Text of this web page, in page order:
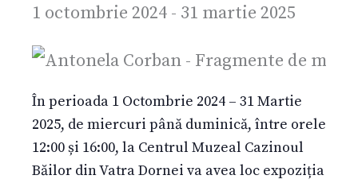
1 octombrie 2024 - 31 martie 2025
În perioada 1 Octombrie 2024 – 31 Martie
2025, de miercuri până duminică, între orele
12:00 și 16:00, la Centrul Muzeal Cazinoul
Băilor din Vatra Dornei va avea loc expoziția